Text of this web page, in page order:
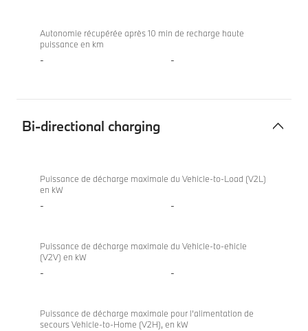
Autonomie récupérée après 10 min de recharge haute
puissance en km
- -
Bi-directional charging
directional
charging
xDrive40d
Puissance de décharge maximale du Vehicle-to-Load (V2L)
en kW
- -
Puissance de décharge maximale du Vehicle-to-ehicle
(V2V) en kW
- -
Puissance de décharge maximale pour l’alimentation de
secours Vehicle-to-Home (V2H), en kW